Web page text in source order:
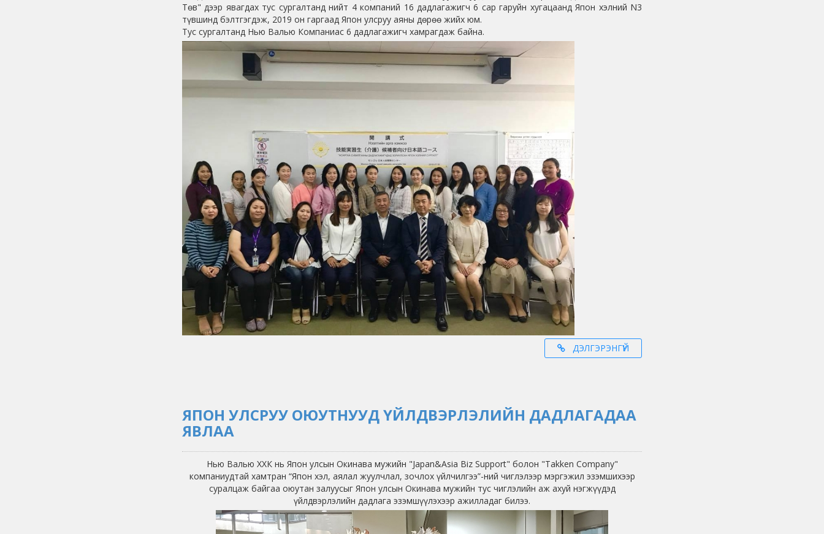
Төв" дээр явагдах тус сургалтанд нийт 4 компаний 16 дадлагажигч 6 сар гаруйн хугацаанд Япон хэлний N3
түвшинд бэлтгэгдэж, 2019 он гаргаад Япон улсруу аяны дөрөө жийх юм.
Тус сургалтанд Нью Валью Компаниас 6 дадлагажигч хамрагдаж байна.
ДЭЛГЭРЭНГҮЙ
ЯПОН УЛСРУУ ОЮУТНУУД ҮЙЛДВЭРЛЭЛИЙН ДАДЛАГАДАА
ЯВЛАА
Нью Валью ХХК нь Япон улсын Окинава мужийн "Japan&Asia Biz Support" болон "Takken Company"
компаниудтай хамтран “Япон хэл, аялал жуулчлал, зочлох үйлчилгээ”-ний чиглэлээр мэргэжил эзэмшихээр
суралцаж байгаа оюутан залуусыг Япон улсын Окинава мужийн тус чиглэлийн аж ахуй нэгжүүдэд
үйлдвэрлэлийн дадлага эзэмшүүлэхээр ажилладаг билээ.